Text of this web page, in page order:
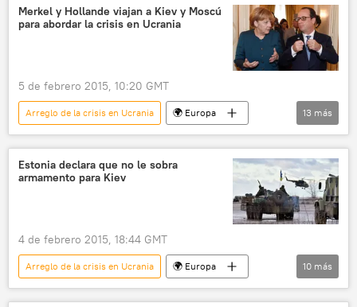
Donbás
Petró Poroshenko
Oana Lungescu
OTAN noticias
Merkel y Hollande viajan a Kiev y Moscú
para abordar la crisis en Ucrania
5 de febrero 2015, 10:20 GMT
Arreglo de la crisis en Ucrania
🌍 Europa
Internacional
Situación en el este de Ucrania
Francia
Vladímir Putin
📰 Conflicto en el este de Ucrania (2014-2022)
noticias
13 más
Estonia declara que no le sobra
armamento para Kiev
4 de febrero 2015, 18:44 GMT
Arreglo de la crisis en Ucrania
🌍 Europa
Defensa
Internacional
política
10 más